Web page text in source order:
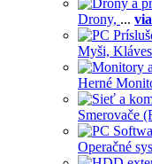
Drony, ...
Myši,
Herné
Smerovače
Operačné